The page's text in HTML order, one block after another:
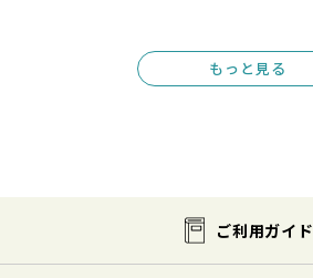
もっと見る
ご利用ガイド